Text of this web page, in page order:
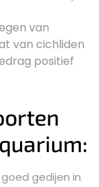
van
van cichliden
positief
gedijen in